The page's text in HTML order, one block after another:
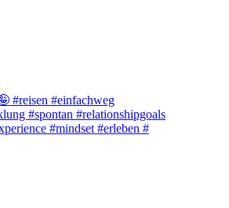
#mindset #erleben #